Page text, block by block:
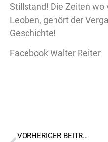
Stillstand! Die Zeiten wo
Leoben, gehört der
Geschichte!
Facebook Walter Reiter
VORHERIGER BEITRAG